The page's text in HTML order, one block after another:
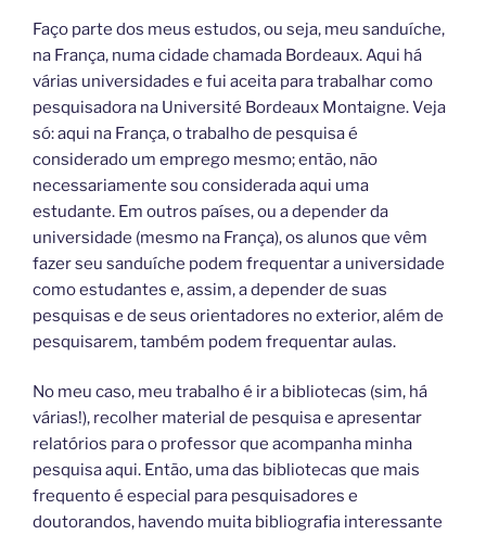
Faço parte dos meus estudos, ou seja, meu sanduíche,
na França, numa cidade chamada Bordeaux. Aqui há
várias universidades e fui aceita para trabalhar como
pesquisadora na Université Bordeaux Montaigne. Veja
só: aqui na França, o trabalho de pesquisa é
considerado um emprego mesmo; então, não
necessariamente sou considerada aqui uma
estudante. Em outros países, ou a depender da
universidade (mesmo na França), os alunos que vêm
fazer seu sanduíche podem frequentar a universidade
como estudantes e, assim, a depender de suas
pesquisas e de seus orientadores no exterior, além de
pesquisarem, também podem frequentar aulas.
No meu caso, meu trabalho é ir a bibliotecas (sim, há
várias!), recolher material de pesquisa e apresentar
relatórios para o professor que acompanha minha
pesquisa aqui. Então, uma das bibliotecas que mais
frequento é especial para pesquisadores e
doutorandos, havendo muita bibliografia interessante